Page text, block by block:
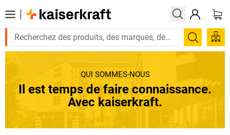
QUI SOMMES-NOUS
Il est temps de faire connaissance.
Avec kaiserkraft.